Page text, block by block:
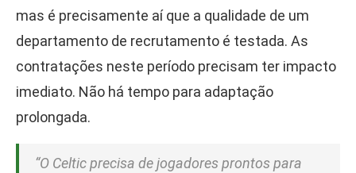
mas é precisamente aí que a qualidade de um
departamento de recrutamento é testada. As
contratações neste período precisam ter impacto
imediato. Não há tempo para adaptação
prolongada.
“O Celtic precisa de jogadores prontos para